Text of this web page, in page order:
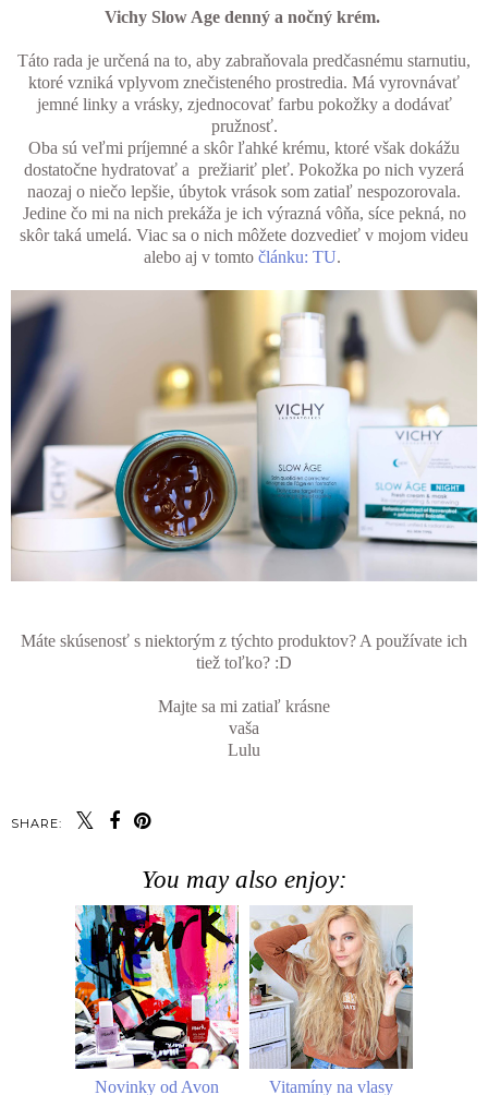
Vichy Slow Age denný a nočný krém.
Táto rada je určená na to, aby zabraňovala predčasnému starnutiu,
ktoré vzniká vplyvom znečisteného prostredia. Má vyrovnávať
jemné linky a vrásky, zjednocovať farbu pokožky a dodávať
pružnosť.
Oba sú veľmi príjemné a skôr ľahké krému, ktoré však dokážu
dostatočne hydratovať a prežiariť pleť. Pokožka po nich vyzerá
naozaj o niečo lepšie, úbytok vrások som zatiaľ nespozorovala.
Jedine čo mi na nich prekáža je ich výrazná vôňa, síce pekná, no
skôr taká umelá. Viac sa o nich môžete dozvedieť v mojom videu
alebo aj v tomto článku: TU.
Máte skúsenosť s niektorým z týchto produktov? A používate ich
tiež toľko? :D
Majte sa mi zatiaľ krásne
vaša
Lulu
SHARE:
You may also enjoy:
Novinky od Avon
Vitamíny na vlasy